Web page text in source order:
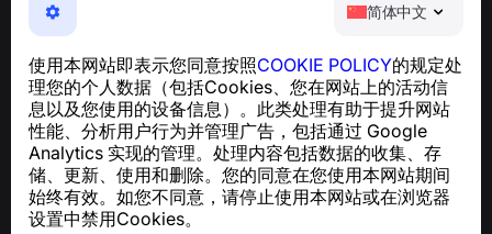
简体中文
使用本网站即表示您同意按照COOKIE POLICY的规定处
理您的个人数据（包括Cookies、您在网站上的活动信
息以及您使用的设备信息）。此类处理有助于提升网站
性能、分析用户行为并管理广告，包括通过 Google
Analytics 实现的管理。处理内容包括数据的收集、存
储、更新、使用和删除。您的同意在您使用本网站期间
始终有效。如您不同意，请停止使用本网站或在浏览器
设置中禁用Cookies。
NumBuster © 2013—2026 ·
support@numbuster.com
和骚扰短信的侵害
关于 GDPR 合规的咨询：support@numbuster.com
帮助中心
新闻与文章
关于项目